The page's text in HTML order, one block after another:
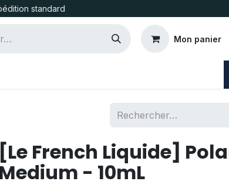
standard
Mon panier
[Le French Liquide]
Medium - 10mL